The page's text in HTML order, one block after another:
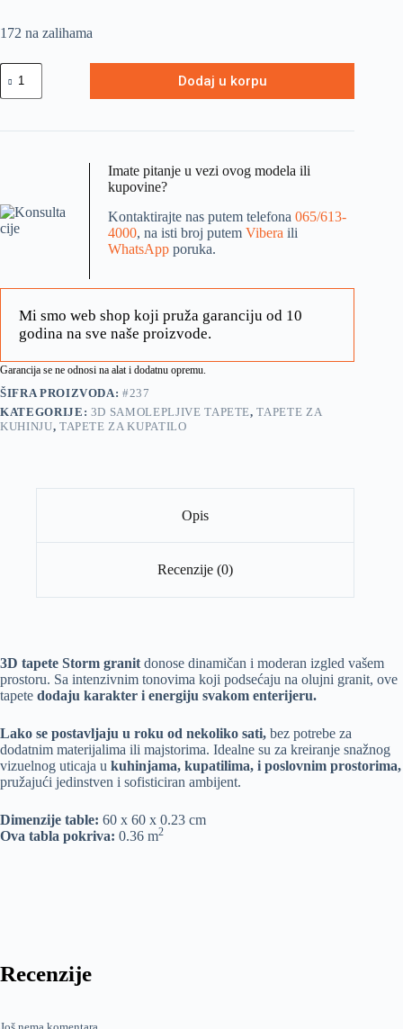
172 na zalihama
Dodaj u korpu
Imate pitanje u vezi ovog modela ili
kupovine?
Kontaktirajte nas putem telefona 065/613-
4000, na isti broj putem Vibera ili
WhatsApp poruka.
Mi smo web shop koji pruža garanciju od 10
godina na sve naše proizvode.
Garancija se ne odnosi na alat i dodatnu opremu.
ŠIFRA PROIZVODA:#237
KATEGORIJE: 3D SAMOLEPLJIVE TAPETE,TAPETE ZA
KUHINJU, TAPETE ZA KUPATILO
Opis
Recenzije (0)
3D tapete Storm granit donose dinamičan i moderan izgled vašem
prostoru. Sa intenzivnim tonovima koji podsećaju na olujni granit, ove
tapete dodaju karakter i energiju svakom enterijeru.
Lako se postavljaju u roku od nekoliko sati, bez potrebe za
dodatnim materijalima ili majstorima. Idealne su za kreiranje snažnog
vizuelnog uticaja u kuhinjama, kupatilima, i poslovnim prostorima,
pružajući jedinstven i sofisticiran ambijent.
Dimenzije table: 60 x 60 x 0.23 cm
Ova tabla pokriva: 0.36 m2
Recenzije